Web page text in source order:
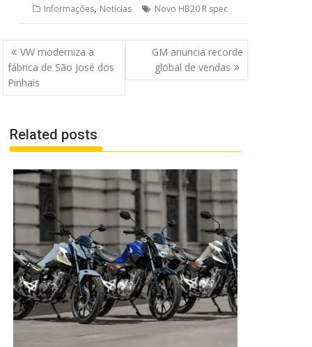
Informações, Notícias Novo HB20 R spec
Navegação
de
Post
VW moderniza a
fábrica de São José dos
Pinhais
GM anuncia recorde
global de vendas
Related posts